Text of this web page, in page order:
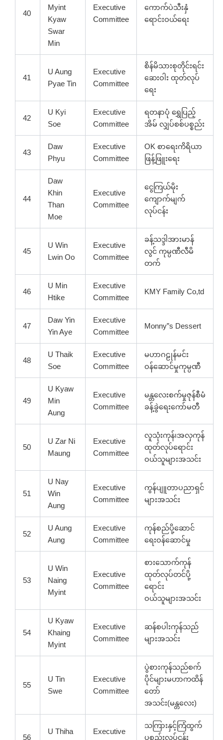
40
Myint
Kyaw
Swar
Min
Executive
Committee
ကောက်ပဲသီးနှံ
ရောင်းဝယ်ရေး
41
U Aung
Pyae Tin
Executive
Committee
စိန်မိသားစုတိုင်းရင်း
ဆေးဝါး ထုတ်လုပ်
ရေး
42
U Kyi
Soe
Executive
Committee
ရတနာပုံ ရွှေပြည့်
အိမ် လျှပ်စစ်ပစ္စည်း
43
Daw
Phyu
Executive
Committee
OK စာရေးကိရိယာ
ဖြန့်ဖြူးရေး
44
Daw
Khin
Than
Moe
Executive
Committee
ငွေကြယ်မိုး
ကျောက်မျက်
လုပ်ငန်း
45
U Win
Lwin Oo
Executive
Committee
ခန့်သဒ္ဒါအားမာန်
လွင် ကုမ္ပဏီလီမိ
တက်
46
U Min
Htike
Executive
Committee
KMY Family Co,td
47
Daw Yin
Yin Aye
Executive
Committee
Monny”s Dessert
48
U Thaik
Soe
Executive
Committee
မဟာဂဠုန်မင်း
ဝန်ဆောင်မှုကုမ္ပဏီ
49
U Kyaw
Min
Aung
Executive
Committee
မန္တလေးစက်မှုဇုန်စီမံ
ခန့်ခွဲရေးကော်မတီ
50
U Zar Ni
Maung
Executive
Committee
လူသုံးကုန်၊အလှကုန်
ထုတ်လုပ်ရောင်း
ဝယ်သူများအသင်း
51
U Nay
Win
Aung
Executive
Committee
ကွန်ပျူတာပညာရှင်
များအသင်း
52
U Aung
Aung
Executive
Committee
ကုန်စည်ပို့ဆောင်
ရေးဝန်ဆောင်မှု
53
U Win
Naing
Myint
Executive
Committee
စားသောက်ကုန်
ထုတ်လုပ်တင်ပို့
ရောင်း
ဝယ်သူများအသင်း
54
U Kyaw
Khaing
Myint
Executive
Committee
ဆန်စပါးကုန်သည်
များအသင်း
55
U Tin
Swe
Executive
Committee
ပွဲစားကုန်သည်စက်
ပိုင်များမဟာကထိန်
တော်
အသင်း(မန္တလေး)
56
U Thiha
Executive
သကြားနှင့်ကြံထွက်
ပစ္စည်းလုပ်ငန်း